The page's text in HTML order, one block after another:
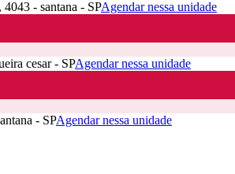
- santana - SPAgendar nessa unidade
cesar - SPAgendar nessa unidade
- SPAgendar nessa unidade